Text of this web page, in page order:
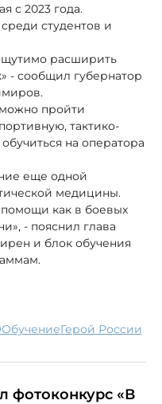
с 2023 года.
студентов и
расширить
- сообщил губернатор
пройти
тактико-
на оператора
еще одной
медицины.
помощи как в боевых
- пояснил глава
и блок обучения
обучение Герой России
фотоконкурс «В